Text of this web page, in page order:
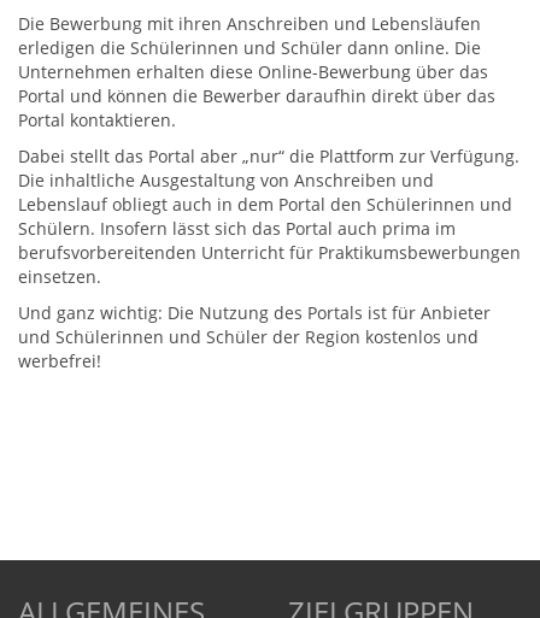
Die Bewerbung mit ihren Anschreiben und Lebensläufen
erledigen die Schülerinnen und Schüler dann online. Die
Unternehmen erhalten diese Online-Bewerbung über das
Portal und können die Bewerber daraufhin direkt über das
Portal kontaktieren.
Dabei stellt das Portal aber „nur“ die Plattform zur Verfügung.
Die inhaltliche Ausgestaltung von Anschreiben und
Lebenslauf obliegt auch in dem Portal den Schülerinnen und
Schülern. Insofern lässt sich das Portal auch prima im
berufsvorbereitenden Unterricht für Praktikumsbewerbungen
einsetzen.
Und ganz wichtig: Die Nutzung des Portals ist für Anbieter
und Schülerinnen und Schüler der Region kostenlos und
werbefrei!